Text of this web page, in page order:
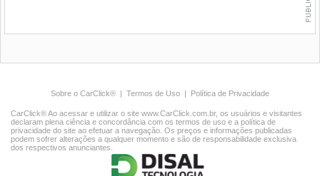
Sobre o CarClick® Termos de Uso Política de Privacidade
CarClick® Ao acessar e utilizar o site www.CarClick.com.br, os usuários e visitantes
declaram plena ciência e concordância com os termos de uso e a política de
privacidade do site ao efetuar a navegação. Os preços e informações publicadas
podem sofrer alterações a qualquer momento e são de responsabilidade exclusiva
dos respectivos anunciantes.